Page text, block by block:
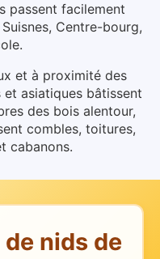
passent facilement
Centre-bourg,
et à proximité des
asiatiques bâtissent
des bois alentour,
combles, toitures,
cabanons.
nids de